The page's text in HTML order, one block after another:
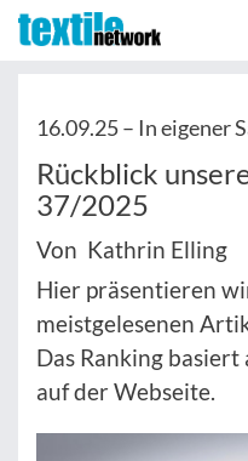
16.09.25 – In eigener
Rückblick
37/2025
Von Kathrin Elling
Hier präsentieren
meistgelesenen
Das Ranking
auf der Webseite.